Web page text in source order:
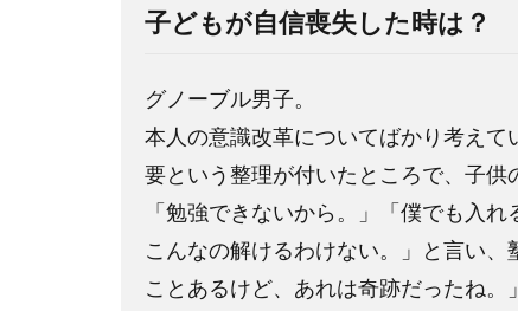
子どもが自信喪失した時は？
グノーブル男子。
本人の意識改革についてばかり考え
要という整理が付いたところで、子供
「勉強できないから。」「僕でも入
こんなの解けるわけない。」と言い
ことあるけど、あれは奇跡だったね